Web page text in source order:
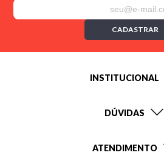
CADASTRAR
INSTITUCIONAL
DÚVIDAS
ATENDIMENTO